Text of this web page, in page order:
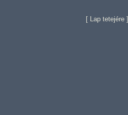
[ Lap tetejére]